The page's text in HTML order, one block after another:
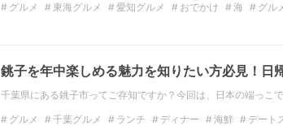
グルメ 東海グルメ 愛知グルメ おでかけ 海 グル
銚子を年中楽しめる魅力を知りたい方必見！日
千葉県にある銚子市ってご存知ですか？今回は、日本の端っこ
グルメ 千葉グルメ ランチ ディナー 海鮮 デート